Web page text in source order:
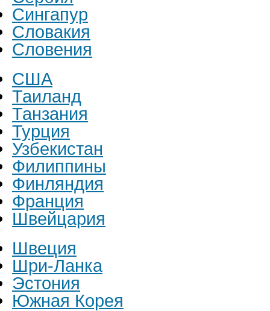
Сингапур
Словакия
Словения
США
Таиланд
Танзания
Турция
Узбекистан
Филиппины
Финляндия
Франция
Швейцария
Швеция
Шри-Ланка
Эстония
Южная Корея